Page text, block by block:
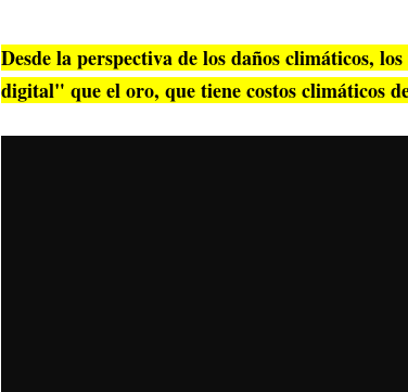
Desde la perspectiva de los daños climáticos,
digital" que el oro, que tiene costos climáticos